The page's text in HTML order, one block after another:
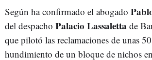
Según ha confirmado el abogado
del despacho Palacio Lassaletta de
que pilotó las reclamaciones de unas
hundimiento de un bloque de nichos